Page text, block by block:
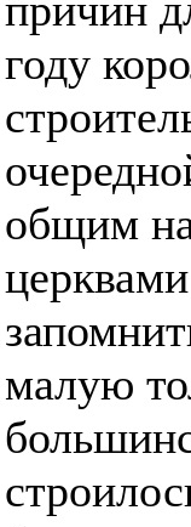
году
общим
малую